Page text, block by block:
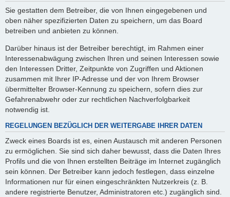
Sie gestatten dem Betreiber, die von Ihnen eingegebenen und
oben näher spezifizierten Daten zu speichern, um das Board
betreiben und anbieten zu können.
Darüber hinaus ist der Betreiber berechtigt, im Rahmen einer
Interessenabwägung zwischen Ihren und seinen Interessen sowie
den Interessen Dritter, Zeitpunkte von Zugriffen und Aktionen
zusammen mit Ihrer IP-Adresse und der von Ihrem Browser
übermittelter Browser-Kennung zu speichern, sofern dies zur
Gefahrenabwehr oder zur rechtlichen Nachverfolgbarkeit
notwendig ist.
REGELUNGEN BEZÜGLICH DER WEITERGABE IHRER DATEN
Zweck eines Boards ist es, einen Austausch mit anderen Personen
zu ermöglichen. Sie sind sich daher bewusst, dass die Daten Ihres
Profils und die von Ihnen erstellten Beiträge im Internet zugänglich
sein können. Der Betreiber kann jedoch festlegen, dass einzelne
Informationen nur für einen eingeschränkten Nutzerkreis (z. B.
andere registrierte Benutzer, Administratoren etc.) zugänglich sind.